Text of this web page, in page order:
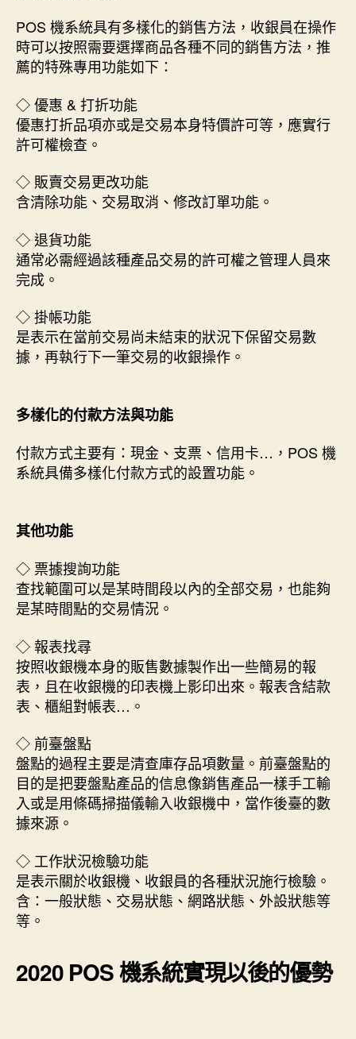
POS 機系統具有多樣化的銷售方法，收銀員在操作
時可以按照需要選擇商品各種不同的銷售方法，推
薦的特殊專用功能如下：
◇ 優惠 & 打折功能
優惠打折品項亦或是交易本身特價許可等，應實行
許可權檢查。
◇ 販賣交易更改功能
含清除功能、交易取消、修改訂單功能。
◇ 退貨功能
通常必需經過該種產品交易的許可權之管理人員來
完成。
◇ 掛帳功能
是表示在當前交易尚未結束的狀況下保留交易數
據，再執行下一筆交易的收銀操作。
多樣化的付款方法與功能
付款方式主要有：現金、支票、信用卡…，POS 機
系統具備多樣化付款方式的設置功能。
其他功能
◇ 票據搜詢功能
查找範圍可以是某時間段以內的全部交易，也能夠
是某時間點的交易情況。
◇ 報表找尋
按照收銀機本身的販售數據製作出一些簡易的報
表，且在收銀機的印表機上影印出來。報表含結款
表、櫃組對帳表…。
◇ 前臺盤點
盤點的過程主要是清查庫存品項數量。前臺盤點的
目的是把要盤點產品的信息像銷售產品一樣手工輸
入或是用條碼掃描儀輸入收銀機中，當作後臺的數
據來源。
◇ 工作狀況檢驗功能
是表示關於收銀機、收銀員的各種狀況施行檢驗。
含：一般狀態、交易狀態、網路狀態、外設狀態等
等。
2020 POS 機系統實現以後的優勢